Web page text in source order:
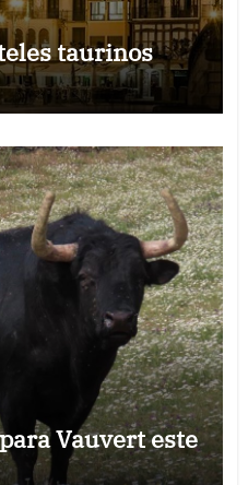
taurinos
Vauvert este